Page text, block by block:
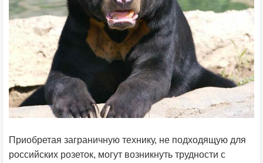
Приобретая заграничную технику, не подходящую для
российских розеток, могут возникнуть трудности с